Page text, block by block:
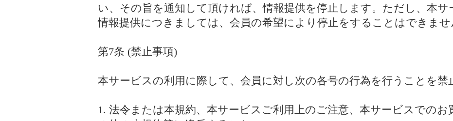
い、その旨を通知して頂ければ、情報提供を停止します。ただし、本サ
情報提供につきましては、会員の希望により停止をすることはできませ
第7条 (禁止事項)
本サービスの利用に際して、会員に対し次の各号の行為を行うことを禁
1. 法令または本規約、本サービスご利用上のご注意、本サービスでのお